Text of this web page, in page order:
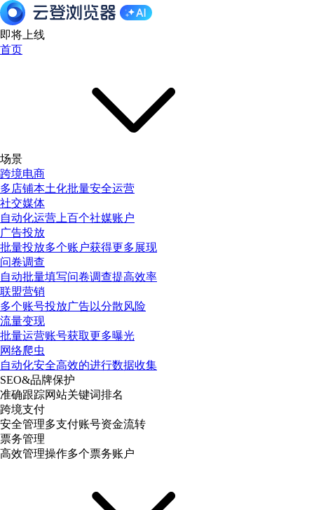
即将上线
首页
场景
跨境电商
多店铺本土化批量安全运营
社交媒体
自动化运营上百个社媒账户
广告投放
批量投放多个账户获得更多展现
问卷调查
自动批量填写问卷调查提高效率
联盟营销
多个账号投放广告以分散风险
流量变现
批量运营账号获取更多曝光
网络爬虫
自动化安全高效的进行数据收集
SEO&品牌保护
准确跟踪网站关键词排名
跨境支付
安全管理多支付账号资金流转
票务管理
高效管理操作多个票务账户